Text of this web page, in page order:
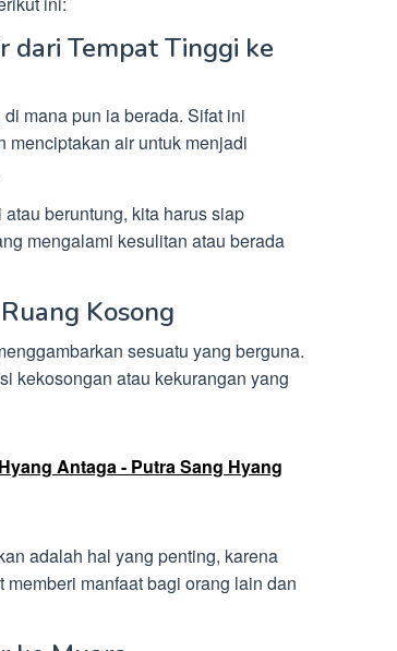
dari Tempat Tinggi ke
mana pun ia berada. Sifat ini
menciptakan air untuk menjadi
beruntung, kita harus siap
mengalami kesulitan atau berada
Kosong
sesuatu yang berguna.
kekosongan atau kekurangan yang
Antaga - Putra Sang Hyang
adalah hal yang penting, karena
manfaat bagi orang lain dan